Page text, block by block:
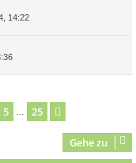
14:22
5 … 25
Gehe zu